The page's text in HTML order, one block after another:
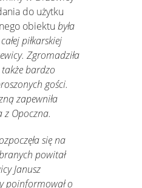
do użytku
obiektu była
piłkarskiej
Zgromadziła
bardzo
gości.
zapewniła
z Opoczna.
się na
powitał
Janusz
poinformował o